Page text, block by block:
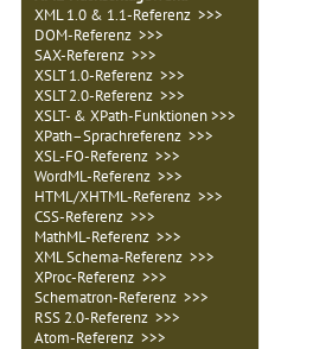
XML 1.0 & 1.1-Referenz >>>
DOM-Referenz >>>
SAX-Referenz >>>
XSLT 1.0-Referenz >>>
XSLT 2.0-Referenz >>>
XSLT- & XPath-Funktionen >>>
XPath–Sprachreferenz >>>
XSL-FO-Referenz >>>
WordML-Referenz >>>
HTML/XHTML-Referenz >>>
CSS-Referenz >>>
MathML-Referenz >>>
XML Schema-Referenz >>>
XProc-Referenz >>>
Schematron-Referenz >>>
RSS 2.0-Referenz >>>
Atom-Referenz >>>